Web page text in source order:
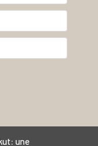
une